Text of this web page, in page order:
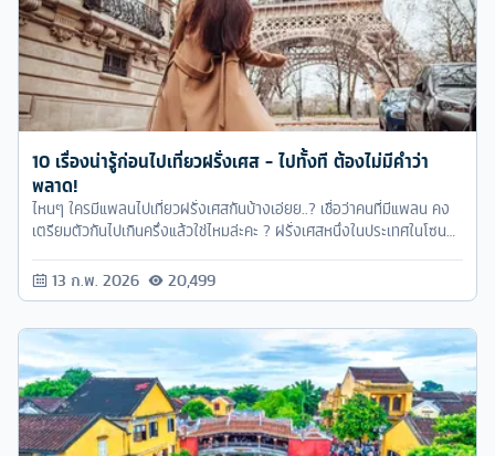
10 เรื่องน่ารู้ก่อนไปเที่ยวฝรั่งเศส - ไปทั้งที ต้องไม่มีคำว่า
พลาด!
ไหนๆ ใครมีแพลนไปเที่ยวฝรั่งเศสกันบ้างเอ่ยย..? เชื่อว่าคนที่มีแพลน คง
เตรียมตัวกันไปเกินครึ่งแล้วใช่ไหมล่ะคะ ? ฝรั่งเศสหนึ่งในประเทศในโซน
ตัวเตรียมใจกันนานหน่อย วันนี้ ทัวร์ครับ เลยขอเป็นหนึ่งในไกด์คนพิเศษ ที่
รวบรวม 10 เรื่องน่ารู้ก่อนไปเที่ยวฝรั่งเศส มาฝาก ไปอ่านกันเลย !!
13 ก.พ. 2026 20,499